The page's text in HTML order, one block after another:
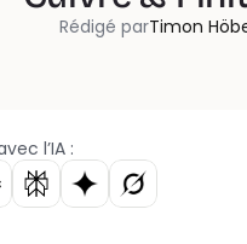
Rédigé parTimon
l’IA :